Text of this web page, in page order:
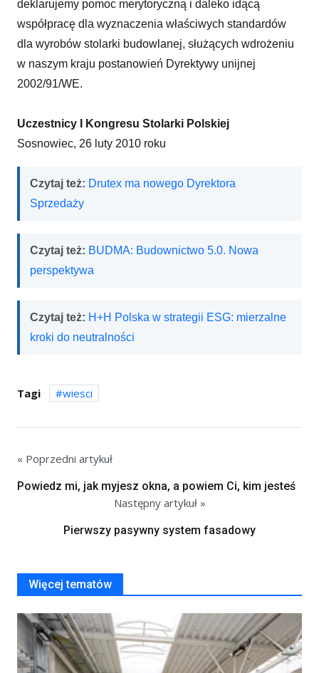
deklarujemy pomoc merytoryczną i daleko idącą
współpracę dla wyznaczenia właściwych standardów
dla wyrobów stolarki budowlanej, służących wdrożeniu
w naszym kraju postanowień Dyrektywy unijnej
2002/91/WE.
Uczestnicy I Kongresu Stolarki Polskiej
Sosnowiec, 26 luty 2010 roku
Czytaj też: Drutex ma nowego Dyrektora
Sprzedaży
Czytaj też: BUDMA: Budownictwo 5.0. Nowa
perspektywa
Czytaj też: H+H Polska w strategii ESG: mierzalne
kroki do neutralności
Tagi wiesci
« Poprzedni artykuł
Powiedz mi, jak myjesz okna, a powiem Ci, kim jesteś
Następny artykuł »
Pierwszy pasywny system fasadowy
Więcej tematów